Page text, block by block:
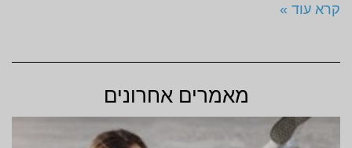
קרא עוד »
מאמרים אחרונים